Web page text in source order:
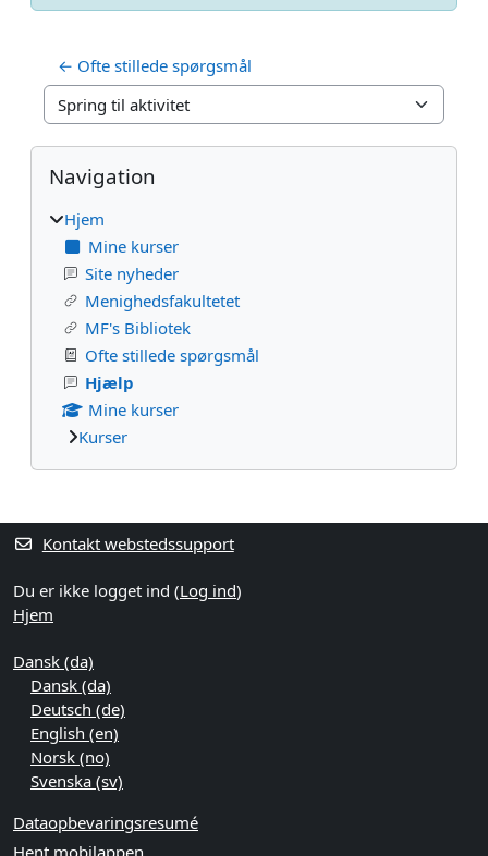
← Ofte stillede spørgsmål
Spring til aktivitet
Blokke
Skip Navigation
Navigation
Hjem
Mine kurser
Site nyheder
Menighedsfakultetet
MF's Bibliotek
Ofte stillede spørgsmål
Hjælp
Mine kurser
Kurser
Supplerende blokke
Kontakt webstedssupport
Du er ikke logget ind (Log ind)
Hjem
Dansk ‎(da)‎
Dansk ‎(da)‎
Deutsch ‎(de)‎
English ‎(en)‎
Norsk ‎(no)‎
Svenska ‎(sv)‎
Dataopbevaringsresumé
Hent mobilappen